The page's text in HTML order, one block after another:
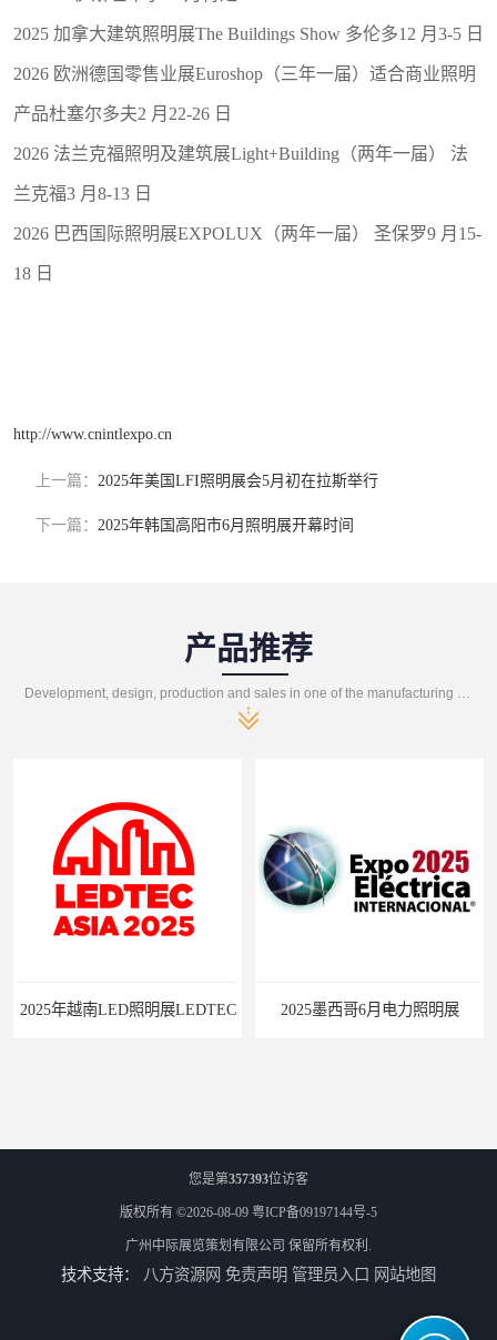
2025 加拿大建筑照明展The Buildings Show 多伦多12 月3-5 日
2026 欧洲德国零售业展Euroshop（三年一届）适合商业照明
产品杜塞尔多夫2 月22-26 日
2026 法兰克福照明及建筑展Light+Building（两年一届） 法
兰克福3 月8-13 日
2026 巴西国际照明展EXPOLUX（两年一届） 圣保罗9 月15-
18 日
http://www.cnintlexpo.cn
上一篇： 2025年美国LFI照明展会5月初在拉斯举行
下一篇： 2025年韩国高阳市6月照明展开幕时间
产品推荐
照明展LEDTEC 2025墨西哥6月电力照明展
您是第357393位访客
版权所有 ©2026-08-09 粤ICP备09197144号-5
广州中际展览策划有限公司 保留所有权利.
技术支持： 八方资源网 免责声明 管理员入口 网站地图